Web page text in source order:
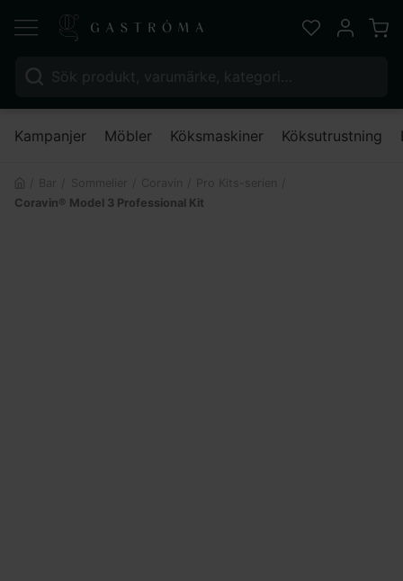
Sök efter:
Favoriter
Mitt
Kampanjer Möbler Köksmaskiner Köksutrustning
Coravin® Model 3 Professional Kit